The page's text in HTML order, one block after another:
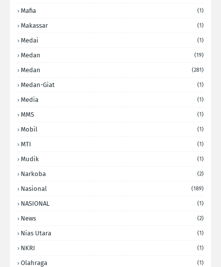
Mafia (1)
Makassar (1)
Medai (1)
Medan (19)
Medan (281)
Medan-Giat (1)
Media (1)
MMS (1)
Mobil (1)
MTI (1)
Mudik (1)
Narkoba (2)
Nasional (189)
NASIONAL (1)
News (2)
Nias Utara (1)
NKRI (1)
Olahraga (1)